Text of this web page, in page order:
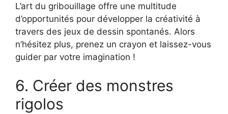
L’art du gribouillage offre une multitude
d’opportunités pour développer la créativité à
travers des jeux de dessin spontanés. Alors
n’hésitez plus, prenez un crayon et laissez-vous
guider par votre imagination !
6. Créer des monstres
rigolos